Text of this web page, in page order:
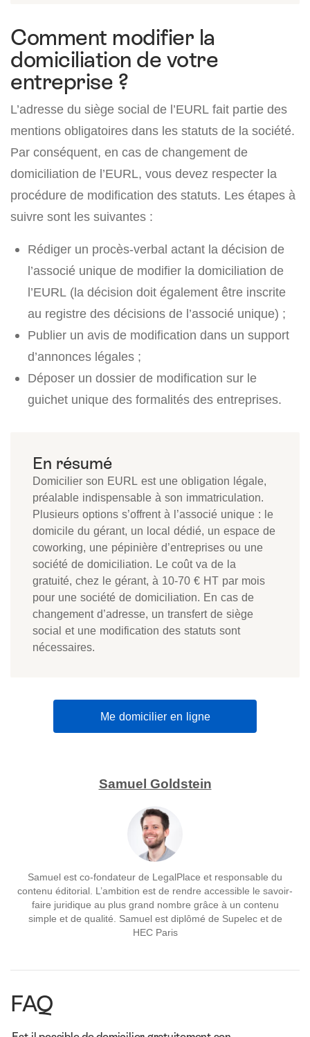
Comment modifier la
domiciliation de votre
entreprise ?
L’adresse du siège social de l’EURL fait partie des
mentions obligatoires dans les statuts de la société.
Par conséquent, en cas de changement de
domiciliation de l’EURL, vous devez respecter la
procédure de modification des statuts. Les étapes à
suivre sont les suivantes :
Rédiger un procès-verbal actant la décision de
l’associé unique de modifier la domiciliation de
l’EURL (la décision doit également être inscrite
au registre des décisions de l’associé unique) ;
Publier un avis de modification dans un support
d’annonces légales ;
Déposer un dossier de modification sur le
guichet unique des formalités des entreprises.
Domicilier son EURL est une obligation légale,
préalable indispensable à son immatriculation.
Plusieurs options s’offrent à l’associé unique : le
domicile du gérant, un local dédié, un espace de
coworking, une pépinière d’entreprises ou une
société de domiciliation. Le coût va de la
gratuité, chez le gérant, à 10-70 € HT par mois
pour une société de domiciliation. En cas de
changement d’adresse, un transfert de siège
social et une modification des statuts sont
nécessaires.
Me domicilier en ligne
Samuel Goldstein
Samuel est co-fondateur de LegalPlace et responsable du
contenu éditorial. L’ambition est de rendre accessible le savoir-
faire juridique au plus grand nombre grâce à un contenu
simple et de qualité. Samuel est diplômé de Supelec et de
HEC Paris
FAQ